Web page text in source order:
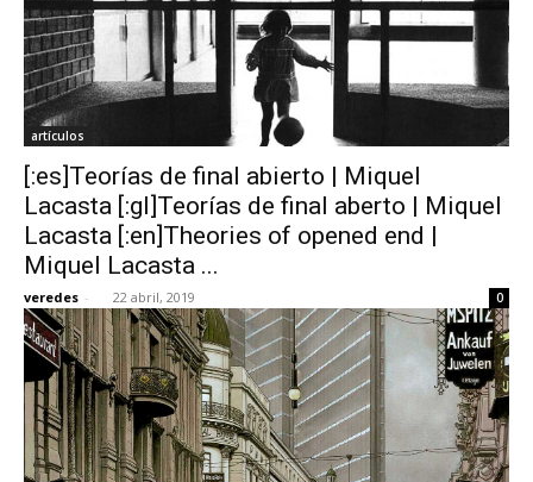
artículos
[:es]Teorías de final abierto | Miquel
Lacasta [:gl]Teorías de final aberto | Miquel
Lacasta [:en]Theories of opened end |
Miquel Lacasta ...
veredes - 22 abril, 2019 0